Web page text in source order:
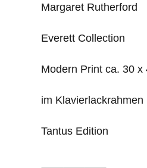
Margaret Rutherford
Everett Collection
Modern Print ca. 30 x
im Klavierlackrahmen
Tantus Edition